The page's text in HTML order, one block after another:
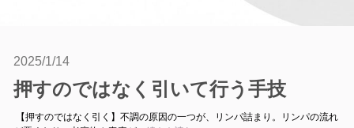
2025/1/14
押すのではなく引いて行う手技
【押すのではなく引く】不調の原因の一つが、リンパ詰まり。リンパの流れ